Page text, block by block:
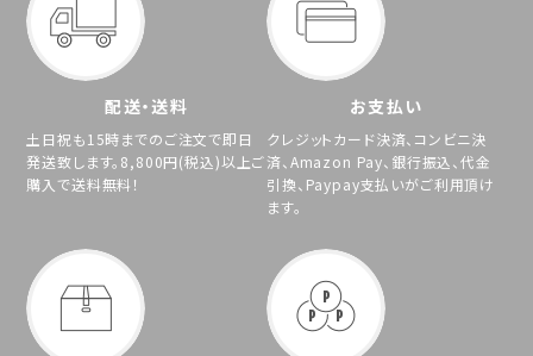
配送・送料
土日祝も15時までのご注文で即日
発送致します。8,800円(税込)以上ご
購入で送料無料！
お支払い
クレジットカード決済、コンビニ決
済、Amazon Pay、銀行振込、代金
引換、Paypay支払いがご利用頂け
ます。